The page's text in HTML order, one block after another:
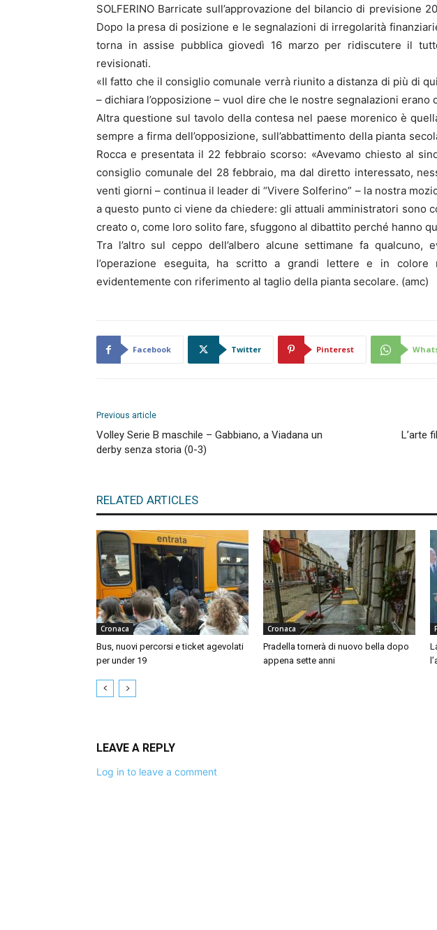
SOLFERINO Barricate sull’approvazione del bilancio di previsione
Dopo la presa di posizione e le segnalazioni di irregolarità
torna in assise pubblica giovedì 16 marzo per ridiscutere il
revisionati.
«Il fatto che il consiglio comunale verrà riunito a distanza di più di
– dichiara l’opposizione – vuol dire che le nostre segnalazioni erano
Altra questione sul tavolo della contesa nel paese morenico è
sempre a firma dell’opposizione, sull’abbattimento della pianta
Rocca e presentata il 22 febbraio scorso: «Avevamo chiesto al
consiglio comunale del 28 febbraio, ma dal diretto interessato,
venti giorni – continua il leader di “Vivere Solferino” – la nostra
a questo punto ci viene da chiedere: gli attuali amministratori sono
creato o, come loro solito fare, sfuggono al dibattito perché hanno
Tra l’altro sul ceppo dell’albero alcune settimane fa qualcuno,
l’operazione eseguita, ha scritto a grandi lettere e in colore
evidentemente con riferimento al taglio della pianta secolare. (amc)
Facebook Twitter Pinterest
Previous article
Volley Serie B maschile – Gabbiano, a Viadana un
derby senza storia (0-3)
L’arte
RELATED ARTICLES
Cronaca
Bus, nuovi percorsi e ticket agevolati
per under 19
Cronaca
Pradella tornerà di nuovo bella dopo
appena sette anni
LEAVE A REPLY
Log in to leave a comment